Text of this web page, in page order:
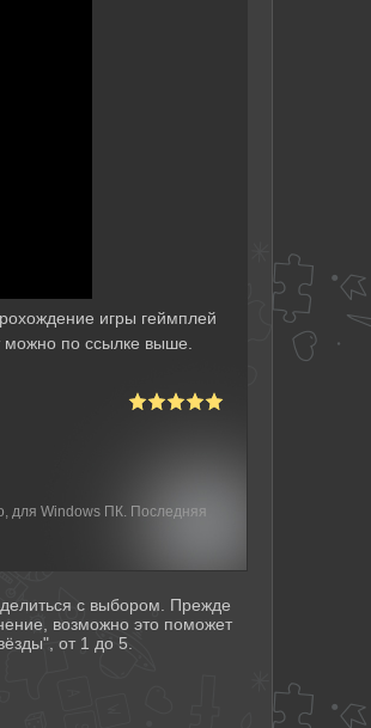
игры геймплей
можно по ссылке выше.
для Windows ПК. Последняя
с выбором. Прежде
возможно это поможет
от 1 до 5.